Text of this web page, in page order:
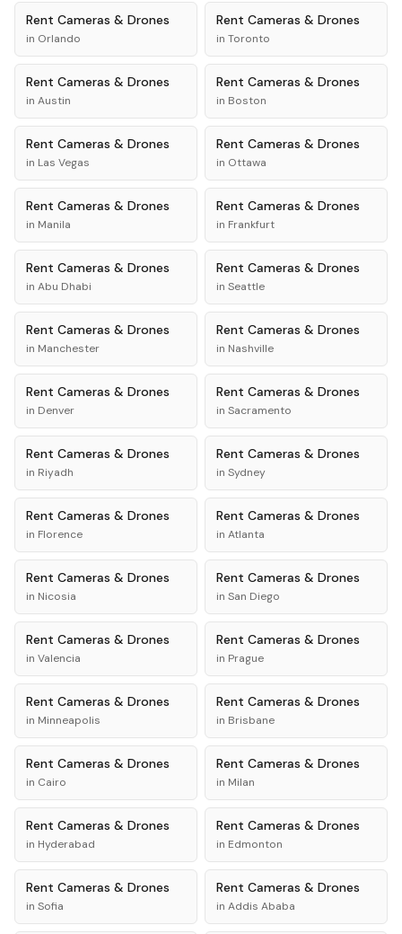
Rent Cameras & Drones
in Orlando
Rent Cameras & Drones
in Toronto
Rent Cameras & Drones
in Austin
Rent Cameras & Drones
in Boston
Rent Cameras & Drones
in Las Vegas
Rent Cameras & Drones
in Ottawa
Rent Cameras & Drones
in Manila
Rent Cameras & Drones
in Frankfurt
Rent Cameras & Drones
in Abu Dhabi
Rent Cameras & Drones
in Seattle
Rent Cameras & Drones
in Manchester
Rent Cameras & Drones
in Nashville
Rent Cameras & Drones
in Denver
Rent Cameras & Drones
in Sacramento
Rent Cameras & Drones
in Riyadh
Rent Cameras & Drones
in Sydney
Rent Cameras & Drones
in Florence
Rent Cameras & Drones
in Atlanta
Rent Cameras & Drones
in Nicosia
Rent Cameras & Drones
in San Diego
Rent Cameras & Drones
in Valencia
Rent Cameras & Drones
in Prague
Rent Cameras & Drones
in Minneapolis
Rent Cameras & Drones
in Brisbane
Rent Cameras & Drones
in Cairo
Rent Cameras & Drones
in Milan
Rent Cameras & Drones
in Hyderabad
Rent Cameras & Drones
in Edmonton
Rent Cameras & Drones
in Sofia
Rent Cameras & Drones
in Addis Ababa